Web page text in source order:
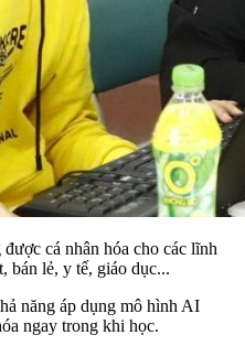
cá nhân hóa cho các lĩnh
bán lẻ, y tế, giáo dục...
năng áp dụng mô hình AI
ngay trong khi học.